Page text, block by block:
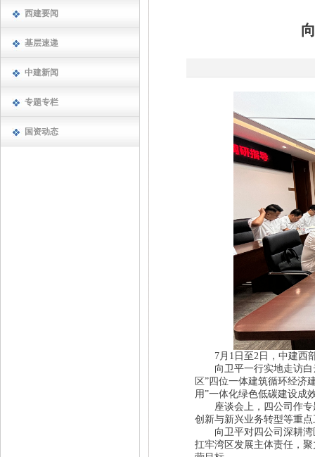
西建要闻
基层速递
中建新闻
专题专栏
国资动态
7月1日至2日，中建西部
向卫平一行实地走访白
区”四位一体建筑循环经济
用”一体化绿色低碳建设成
座谈会上，四公司作专
创新与新兴业务转型等重
向卫平对四公司深耕湾
扛牢湾区发展主体责任，